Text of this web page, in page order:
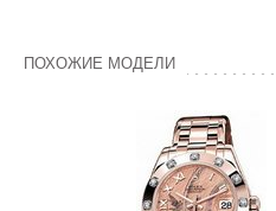
ПОХОЖИЕ МОДЕЛИ